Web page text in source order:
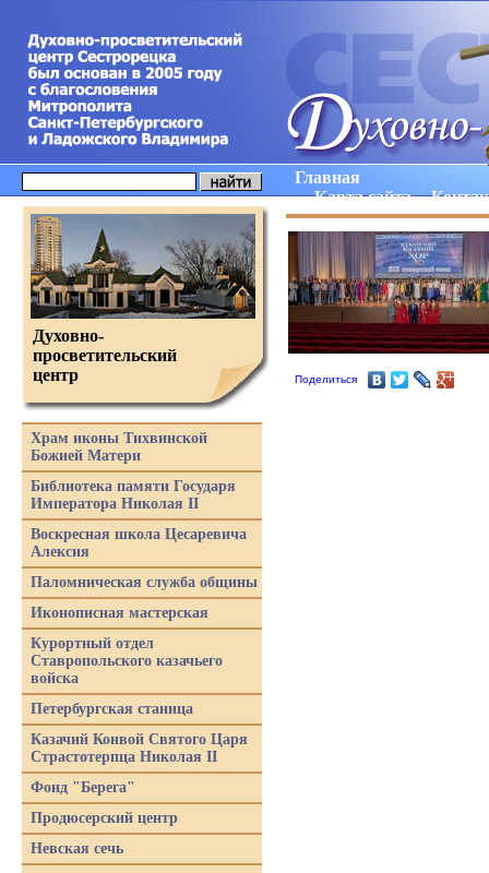
Главная
Карта сайта
Поделиться
Духовно-
просветительский
центр
Храм иконы Тихвинской
Божией Матери
Библиотека памяти Государя
Императора Николая II
Воскресная школа Цесаревича
Алексия
Паломническая служба общины
Иконописная мастерская
Курортный отдел
Ставропольского казачьего
войска
Петербургская станица
Казачий Конвой Святого Царя
Страстотерпца Николая II
Фонд "Берега"
Продюсерский центр
Невская сечь